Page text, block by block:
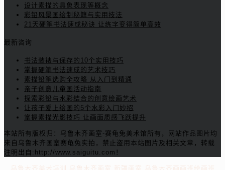
设计素描的具象表现等概念
彩铅风景画绘制秘籍与实用技法
21天硬笔书法速成秘诀 让练字变得简单高效
最新咨询
书法装裱与保存的10个实用技巧
掌握硬笔书法速成的艺术技巧
素描铅笔选购全攻略 从入门到精通
亲子创意儿童画活动指南
探索彩铅与水彩结合的创意绘画艺术
让孩子爱上绘画的5个水彩入门妙招
掌握素描光影技巧 让画面质感飞跃提升
本站所有版权归：乌鲁木齐画室-赛龟兔美术馆所有，网站作品图片均
来自乌鲁木齐画室赛龟兔实拍，禁止盗用本站图片及相关文章，转载
注明出自:http://www.saiguitu.com！
乌鲁木齐美术培训 乌鲁木齐画室 新疆画室 乌鲁木齐画画班绘画班